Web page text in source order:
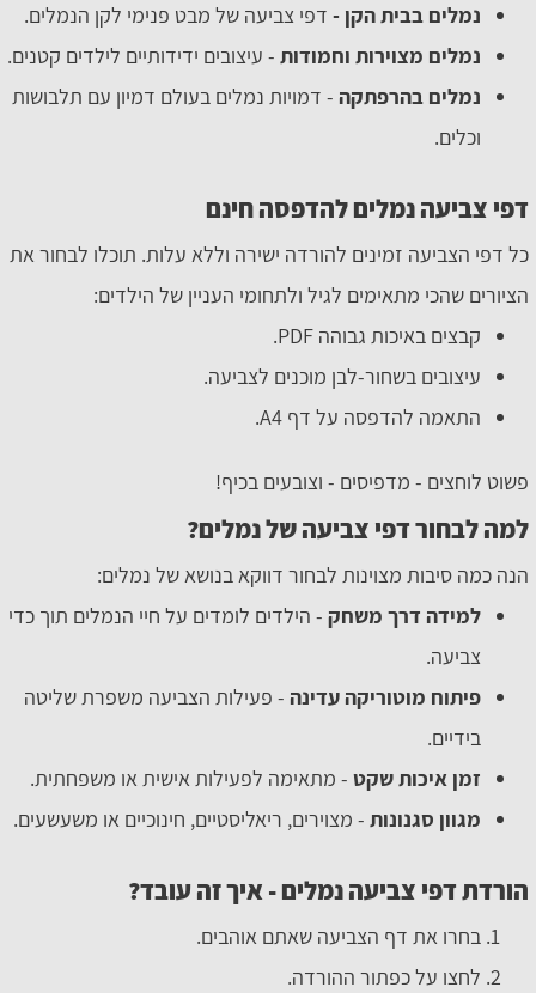
נמלים בבית הקן - דפי צביעה של מבט פנימי לקן הנמלים.
נמלים מצוירות וחמודות - עיצובים ידידותיים לילדים קטנים.
נמלים בהרפתקה - דמויות נמלים בעולם דמיון עם תלבושות
וכלים.
דפי צביעה נמלים להדפסה חינם
כל דפי הצביעה זמינים להורדה ישירה וללא עלות. תוכלו לבחור את
הציורים שהכי מתאימים לגיל ולתחומי העניין של הילדים:
קבצים באיכות גבוהה PDF.
עיצובים בשחור-לבן מוכנים לצביעה.
התאמה להדפסה על דף A4.
פשוט לוחצים - מדפיסים - וצובעים בכיף!
למה לבחור דפי צביעה של נמלים?
הנה כמה סיבות מצוינות לבחור דווקא בנושא של נמלים:
למידה דרך משחק - הילדים לומדים על חיי הנמלים תוך כדי
צביעה.
פיתוח מוטוריקה עדינה - פעילות הצביעה משפרת שליטה
בידיים.
זמן איכות שקט - מתאימה לפעילות אישית או משפחתית.
מגוון סגנונות - מצוירים, ריאליסטיים, חינוכיים או משעשעים.
הורדת דפי צביעה נמלים - איך זה עובד?
בחרו את דף הצביעה שאתם אוהבים.
לחצו על כפתור ההורדה.